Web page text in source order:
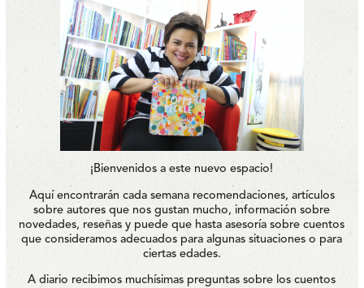
¡Bienvenidos a este nuevo espacio!
Aquí encontrarán cada semana recomendaciones, artículos
sobre autores que nos gustan mucho, información sobre
novedades, reseñas y puede que hasta asesoría sobre cuentos
que consideramos adecuados para algunas situaciones o para
ciertas edades.
A diario recibimos muchísimas preguntas sobre los cuentos